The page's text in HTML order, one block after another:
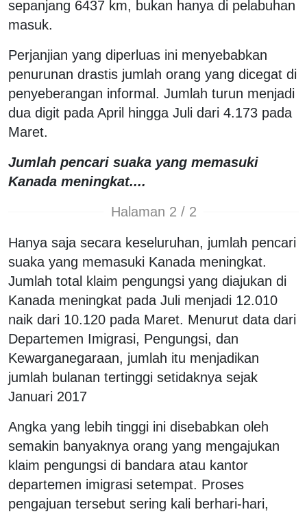
sepanjang 6437 km, bukan hanya di pelabuhan
masuk.
Perjanjian yang diperluas ini menyebabkan
penurunan drastis jumlah orang yang dicegat di
penyeberangan informal. Jumlah turun menjadi
dua digit pada April hingga Juli dari 4.173 pada
Maret.
Jumlah pencari suaka yang memasuki
Kanada meningkat....
Halaman 2 / 2
Hanya saja secara keseluruhan, jumlah pencari
suaka yang memasuki Kanada meningkat.
Jumlah total klaim pengungsi yang diajukan di
Kanada meningkat pada Juli menjadi 12.010
naik dari 10.120 pada Maret. Menurut data dari
Departemen Imigrasi, Pengungsi, dan
Kewarganegaraan, jumlah itu menjadikan
jumlah bulanan tertinggi setidaknya sejak
Januari 2017
Angka yang lebih tinggi ini disebabkan oleh
semakin banyaknya orang yang mengajukan
klaim pengungsi di bandara atau kantor
departemen imigrasi setempat. Proses
pengajuan tersebut sering kali berhari-hari,